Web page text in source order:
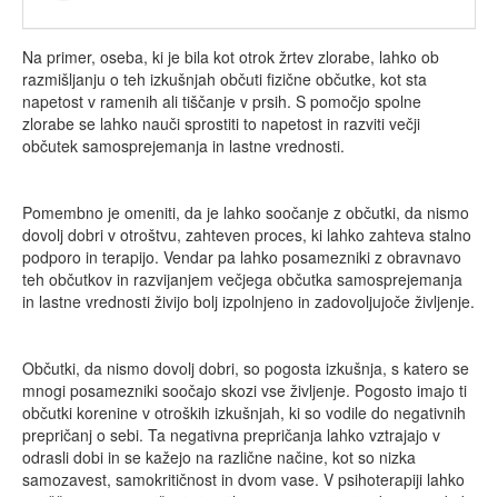
Na primer, oseba, ki je bila kot otrok žrtev zlorabe, lahko ob
razmišljanju o teh izkušnjah občuti fizične občutke, kot sta
napetost v ramenih ali tiščanje v prsih. S pomočjo spolne
zlorabe se lahko nauči sprostiti to napetost in razviti večji
občutek samosprejemanja in lastne vrednosti.
Pomembno je omeniti, da je lahko soočanje z občutki, da nismo
dovolj dobri v otroštvu, zahteven proces, ki lahko zahteva stalno
podporo in terapijo. Vendar pa lahko posamezniki z obravnavo
teh občutkov in razvijanjem večjega občutka samosprejemanja
in lastne vrednosti živijo bolj izpolnjeno in zadovoljujoče življenje.
Občutki, da nismo dovolj dobri, so pogosta izkušnja, s katero se
mnogi posamezniki soočajo skozi vse življenje. Pogosto imajo ti
občutki korenine v otroških izkušnjah, ki so vodile do negativnih
prepričanj o sebi. Ta negativna prepričanja lahko vztrajajo v
odrasli dobi in se kažejo na različne načine, kot so nizka
samozavest, samokritičnost in dvom vase. V psihoterapiji lahko